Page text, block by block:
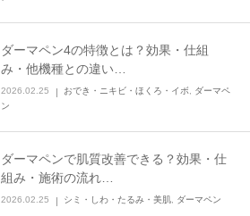
ダーマペン4の特徴とは？効果・仕組
み・他機種との違い…
2026.02.25 おでき・ニキビ・ほくろ・イボ
ダーマペ
ン
ダーマペンで肌質改善できる？効果・仕
組み・施術の流れ…
2026.02.25 シミ・しわ・たるみ・美肌 ダーマペン